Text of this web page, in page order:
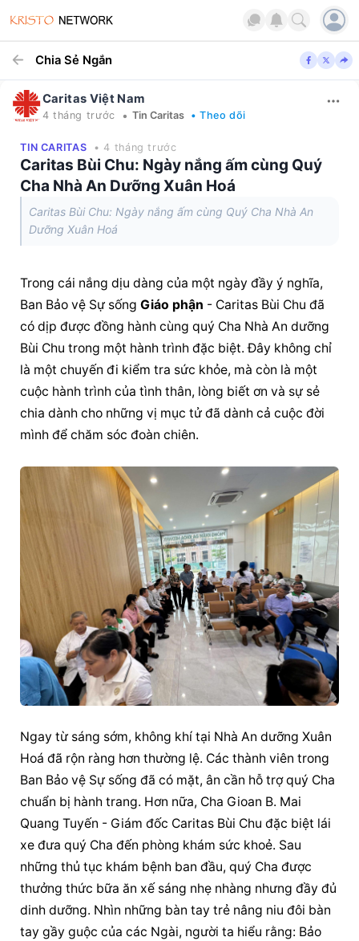
Chia Sẻ Ngắn
Caritas Việt Nam
4 tháng trước • Tin Caritas • Theo dõi
TIN CARITAS • 4 tháng trước
Caritas Bùi Chu: Ngày nắng ấm cùng Quý
Cha Nhà An Dưỡng Xuân Hoá
Caritas Bùi Chu: Ngày nắng ấm cùng Quý Cha Nhà An
Dưỡng Xuân Hoá
Trong cái nắng dịu dàng của một ngày đầy ý nghĩa,
Ban Bảo vệ Sự sống Giáo phận - Caritas Bùi Chu đã
có dịp được đồng hành cùng quý Cha Nhà An dưỡng
Bùi Chu trong một hành trình đặc biệt. Đây không chỉ
là một chuyến đi kiểm tra sức khỏe, mà còn là một
cuộc hành trình của tình thân, lòng biết ơn và sự sẻ
chia dành cho những vị mục tử đã dành cả cuộc đời
mình để chăm sóc đoàn chiên.
Ngay từ sáng sớm, không khí tại Nhà An dưỡng Xuân
Hoá đã rộn ràng hơn thường lệ. Các thành viên trong
Ban Bảo vệ Sự sống đã có mặt, ân cần hỗ trợ quý Cha
chuẩn bị hành trang. Hơn nữa, Cha Gioan B. Mai
Quang Tuyến - Giám đốc Caritas Bùi Chu đặc biệt lái
xe đưa quý Cha đến phòng khám sức khoẻ. Sau
những thủ tục khám bệnh ban đầu, quý Cha được
thưởng thức bữa ăn xế sáng nhẹ nhàng nhưng đầy đủ
dinh dưỡng. Nhìn những bàn tay trẻ nâng niu đôi bàn
tay gầy guộc của các Ngài, người ta hiểu rằng: Bảo